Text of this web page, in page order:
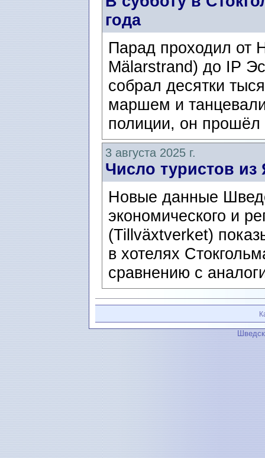
года
Парад проходил от
Mälarstrand) до IP
собрал десятки
маршем и
полиции, он
3 августа 2025 г.
Число туристов из
Новые данные
экономического и
(Tillväxtverket)
в хотелях
сравнению с